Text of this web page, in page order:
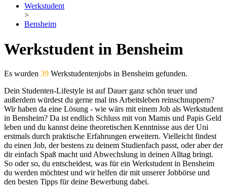
Werkstudent
>
Bensheim
Werkstudent in Bensheim
Es wurden 39 Werkstudentenjobs in Bensheim gefunden.
Dein Studenten-Lifestyle ist auf Dauer ganz schön teuer und
außerdem würdest du gerne mal ins Arbeitsleben reinschnuppern?
Wir haben da eine Lösung - wie wärs mit einem Job als Werkstudent
in Bensheim? Da ist endlich Schluss mit von Mamis und Papis Geld
leben und du kannst deine theoretischen Kenntnisse aus der Uni
erstmals durch praktische Erfahrungen erweitern. Vielleicht findest
du einen Job, der bestens zu deinem Studienfach passt, oder aber der
dir einfach Spaß macht und Abwechslung in deinen Alltag bringt.
So oder so, du entscheidest, was für ein Werkstudent in Bensheim
du werden möchtest und wir helfen dir mit unserer Jobbörse und
den besten Tipps für deine Bewerbung dabei.